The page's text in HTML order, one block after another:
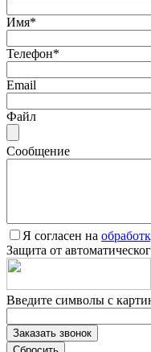
Имя*
Телефон*
Email
Файл
Сообщение
Я согласен на
Защита от
Введите символы с